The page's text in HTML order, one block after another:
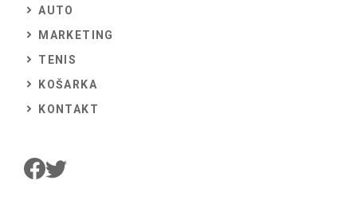
AUTO
MARKETING
TENIS
KOŠARKA
KONTAKT